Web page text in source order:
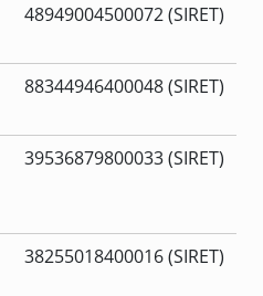
48949004500072 (SIRET)
88344946400048 (SIRET)
39536879800033 (SIRET)
38255018400016 (SIRET)